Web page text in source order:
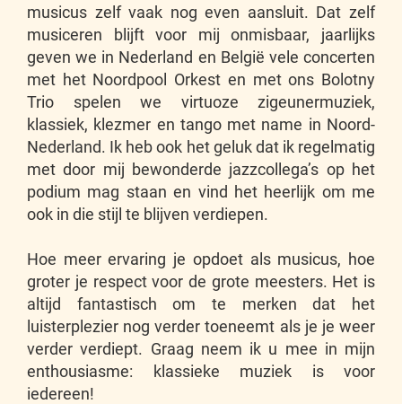
musicus zelf vaak nog even aansluit. Dat zelf
musiceren blijft voor mij onmisbaar, jaarlijks
geven we in Nederland en België vele concerten
met het Noordpool Orkest en met ons Bolotny
Trio spelen we virtuoze zigeunermuziek,
klassiek, klezmer en tango met name in Noord-
Nederland. Ik heb ook het geluk dat ik regelmatig
met door mij bewonderde jazzcollega’s op het
podium mag staan en vind het heerlijk om me
ook in die stijl te blijven verdiepen.
Hoe meer ervaring je opdoet als musicus, hoe
groter je respect voor de grote meesters. Het is
altijd fantastisch om te merken dat het
luisterplezier nog verder toeneemt als je je weer
verder verdiept. Graag neem ik u mee in mijn
enthousiasme: klassieke muziek is voor
iedereen!